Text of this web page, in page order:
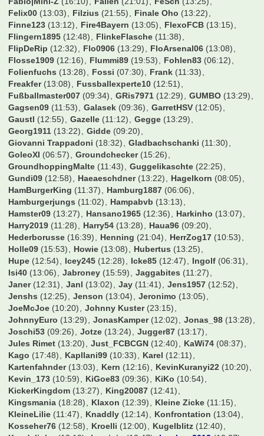
Fabio|Mini-Z (16:10) Falien (21:01) FeSch (13:25)
Felix00 (13:03) Filzius (21:55) Finale Oho (13:22)
Finne123 (13:12) Fire4Bayern (13:05) FlexoFCB (13:15)
Flingern1895 (12:48) FlinkeFlasche (11:38)
FlipDeRip (12:32) Flo0906 (13:29) FloArsenal06 (13:08)
Flosse1909 (12:16) Flummi89 (19:53) Fohlen83 (06:12)
Folienfuchs (13:28) Fossi (07:30) Frank (11:33)
Freakfer (13:08) Fussballexperte10 (12:51)
Fußballmaster007 (09:34) GRis7971 (12:29) GUMBO (13:29)
Gagsen09 (11:53) Galasek (09:36) GarretHSV (12:05)
Gaustl (12:55) Gazelle (11:12) Gegge (13:29)
Georg1911 (13:22) Gidde (09:20)
Giovanni Trappadoni (18:32) Gladbachschanki (11:30)
GoleoXI (06:57) Groundchecker (15:26)
GroundhoppingMalte (11:43) Guggelikaschte (22:25)
Gundi09 (12:58) Haeaeschdner (13:22) Hagelkorn (08:05)
HamBurgerKing (11:37) Hamburg1887 (06:06)
Hamburgerjungs (11:02) Hampabvb (13:13)
Hamster09 (13:27) Hansano1965 (12:36) Harkinho (13:07)
Harry2019 (11:28) Harry54 (13:28) Haua96 (09:20)
Hederborusse (16:39) Henning (21:04) HerrZog17 (10:53)
Holle09 (15:53) Howie (13:08) Hubertus (13:25)
Hupe (12:54) Icey245 (12:28) Icke85 (12:47) Ingolf (06:31)
Isi40 (13:06) Jabroney (15:59) Jaggabites (11:27)
Janer (12:31) Janl (13:02) Jay (11:41) Jens1957 (12:52)
Jenshs (12:25) Jenson (13:04) Jeronimo (13:05)
JoeMcJoe (10:20) Johnny Kuster (23:15)
JohnnyEuro (13:29) JonasKamper (12:02) Jonas_98 (13:28)
Joschi53 (09:26) Jotze (13:24) Jugger87 (13:17)
Jules Rimet (13:20) Just_FCBCGN (12:40) KaWi74 (08:37)
Kago (17:48) Kapllani99 (10:33) Karel (12:11)
Kartenfahnder (13:03) Kern (12:16) KevinKuranyi22 (10:20)
Kevin_173 (10:59) KiGoe83 (09:36) KiKo (10:54)
KickerKingdom (13:27) King20087 (12:41)
Kingsmania (18:28) Klaxon (12:39) Kleine Zicke (11:15)
KleineLilie (11:47) Knaddly (12:14) Konfrontation (13:04)
Kosseher76 (12:58) Kroelli (12:00) Kugelblitz (12:40)